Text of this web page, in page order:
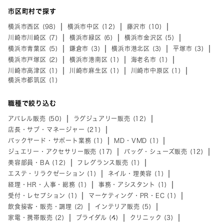
市区町村で探す
横浜市西区 (98) 横浜市中区 (12)
藤沢市 (10)
川崎市川崎区 (7)
横浜市緑区 (6)
横浜市金沢区 (5)
横浜市青葉区 (5)
鎌倉市 (3) 横浜市港北区 (3)
平塚市 (3)
横浜市戸塚区 (2)
横浜市港南区 (1)
海老名市 (1)
川崎市高津区 (1)
川崎市麻生区 (1)
川崎市中原区 (1)
横浜市都筑区 (1)
職種で絞り込む
アパレル販売 (50)
ラグジュアリー販売 (12)
店長・サブ・マネージャー (21)
バックヤード・サポート業務 (1)
MD・VMD (1)
ジュエリー・アクセサリー販売 (17)
バッグ・シューズ販売 (12)
美容部員・BA (12)
フレグランス販売 (1)
エステ・リラクゼーション (1)
ネイル・理美容 (1)
経理・HR・人事・総務 (1)
事務・アシスタント (1)
受付・レセプション (1)
マーケティング・PR・EC (1)
飲食接客・販売・調理 (2)
インテリア販売 (5)
家電・携帯販売 (2)
ブライダル (4) クリニック (3)